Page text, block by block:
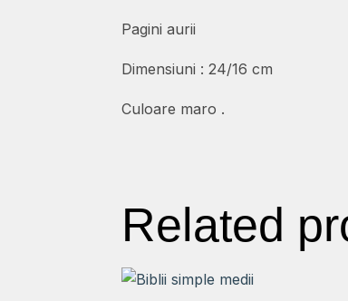
Pagini aurii
Dimensiuni : 24/16 cm
Culoare maro .
Related